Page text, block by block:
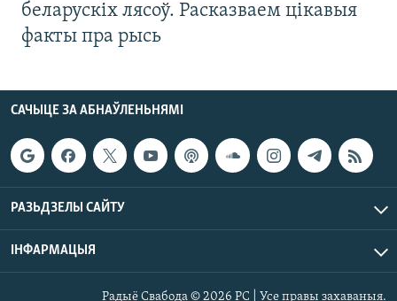
беларускіх лясоў. Расказваем цікавыя
факты пра рысь
САЧЫЦЕ ЗА АБНАЎЛЕНЬНЯМІ
РАЗЬДЗЕЛЫ САЙТУ
ІНФАРМАЦЫЯ
Радыё Свабода © 2026 РС | Усе правы захаваныя.